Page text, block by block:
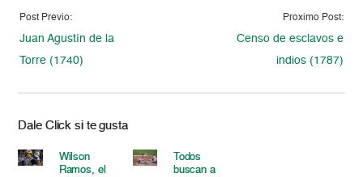
Post Previo:
Juan Agustín de la
Torre (1740)
Proximo Post:
Censo de esclavos e
indios (1787)
Dale Click si te gusta
Wilson
Ramos, el
Todos
buscan a